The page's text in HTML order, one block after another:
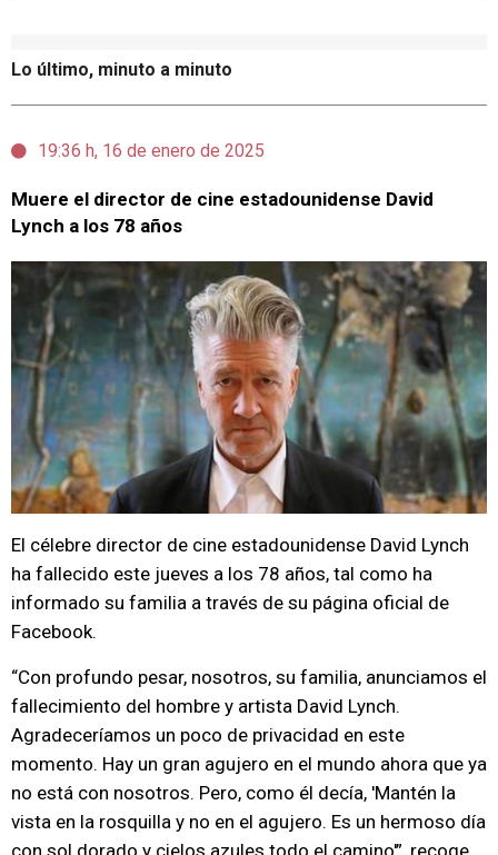
Lo último, minuto a minuto
19:36 h, 16 de enero de 2025
Muere el director de cine estadounidense David
Lynch a los 78 años
El célebre director de cine estadounidense David Lynch
ha fallecido este jueves a los 78 años, tal como ha
informado su familia a través de su página oficial de
Facebook.
“Con profundo pesar, nosotros, su familia, anunciamos el
fallecimiento del hombre y artista David Lynch.
Agradeceríamos un poco de privacidad en este
momento. Hay un gran agujero en el mundo ahora que ya
no está con nosotros. Pero, como él decía, 'Mantén la
vista en la rosquilla y no en el agujero. Es un hermoso día
con sol dorado y cielos azules todo el camino'”, recoge